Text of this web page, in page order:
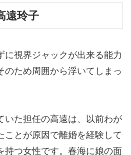
遠玲子
に視界ジャックが出来る能力
のため周囲から浮いてしまっ
いた担任の高遠は、以前わが
ことが原因で離婚を経験して
持つ女性です。春海に娘の面